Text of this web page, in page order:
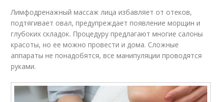
Лимфодренажный массаж лица избавляет от отеков,
подтягивает овал, предупреждает появление морщин и
глубоких складок. Процедуру предлагают многие салоны
красоты, но ее можно провести и дома. Сложные
аппараты не понадобятся, все манипуляции проводятся
руками.